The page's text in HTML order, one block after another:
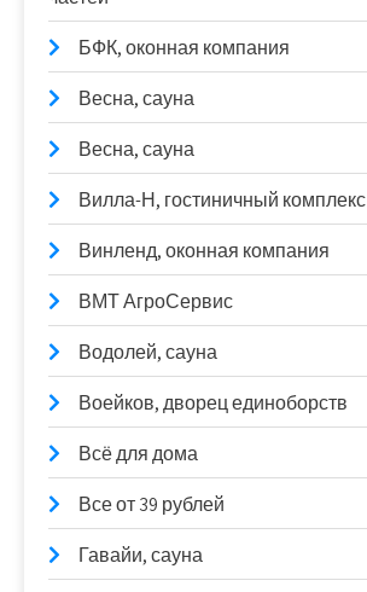
БФК, оконная компания
Весна, сауна
Весна, сауна
Вилла-Н, гостиничный комплекс
Винленд, оконная компания
ВМТ АгроСервис
Водолей, сауна
Воейков, дворец единоборств
Всё для дома
Все от 39 рублей
Гавайи, сауна